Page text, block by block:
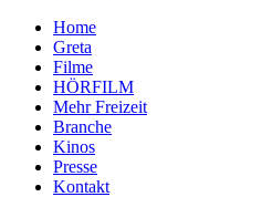
Home
Greta
Filme
HÖRFILM
Mehr Freizeit
Branche
Kinos
Presse
Kontakt